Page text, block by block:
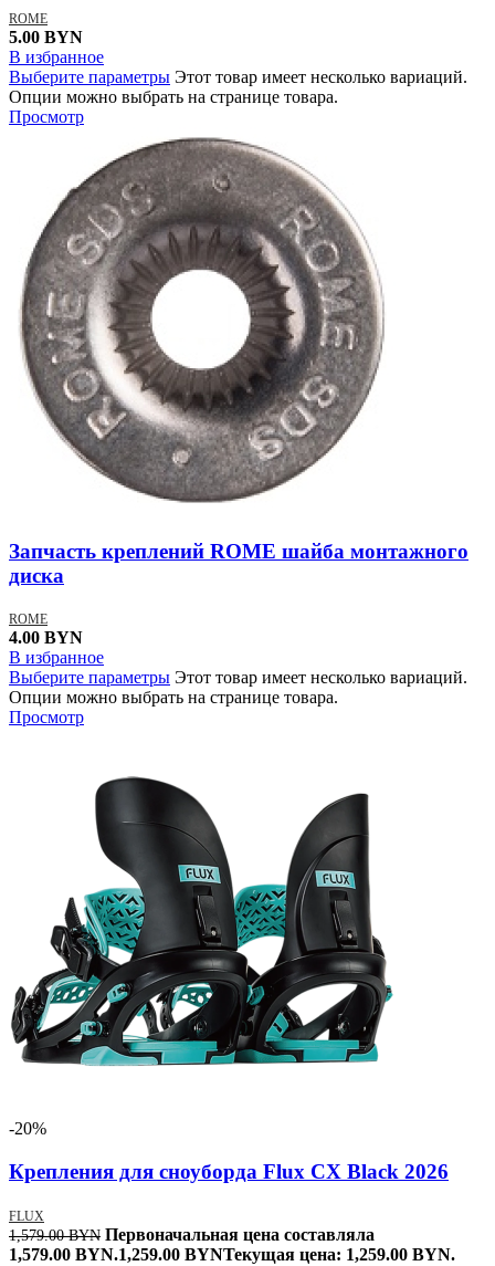
ROME
5.00 BYN
В избранное
Выберите параметры Этот товар имеет несколько вариаций.
Опции можно выбрать на странице товара.
Просмотр
Запчасть креплений ROME шайба монтажного
диска
ROME
4.00 BYN
В избранное
Выберите параметры Этот товар имеет несколько вариаций.
Опции можно выбрать на странице товара.
Просмотр
-20%
Крепления для сноуборда Flux CX Black 2026
FLUX
1,579.00BYN Первоначальная цена составляла
1,579.00 BYN.1,259.00 BYNТекущая цена: 1,259.00 BYN.